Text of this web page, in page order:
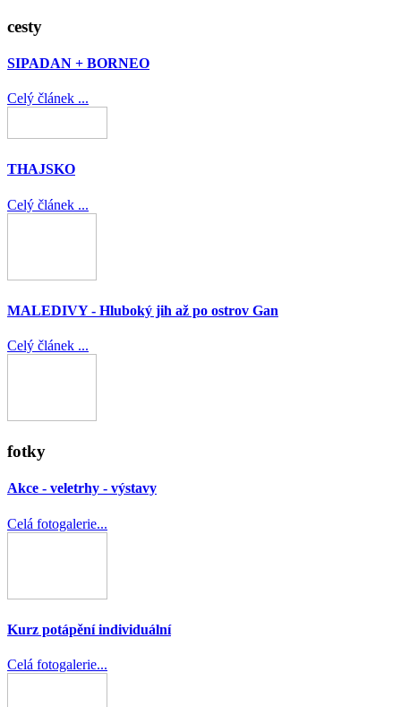
cesty
SIPADAN + BORNEO
Celý článek ...
THAJSKO
Celý článek ...
MALEDIVY - Hluboký jih až po ostrov Gan
Celý článek ...
fotky
Akce - veletrhy - výstavy
Celá fotogalerie...
Kurz potápění individuální
Celá fotogalerie...